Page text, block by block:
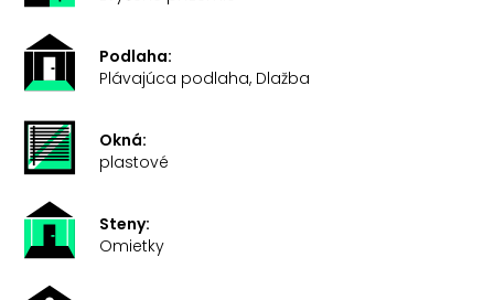
Podlaha:
Plávajúca podlaha, Dlažba
Okná:
plastové
Steny:
Omietky